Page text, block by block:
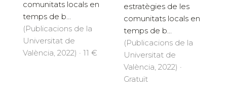
comunitats locals en
temps de b...
(Publicacions de la
Universitat de
València, 2022) · 11 €
estratègies de les
comunitats locals en
temps de b...
(Publicacions de la
Universitat de
València, 2022) ·
Gratuït